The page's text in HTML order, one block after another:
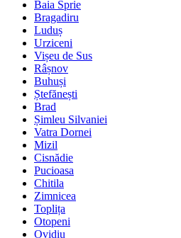
Baia Sprie
Bragadiru
Luduș
Urziceni
Vișeu de Sus
Râșnov
Buhuși
Ștefănești
Brad
Șimleu Silvaniei
Vatra Dornei
Mizil
Cisnădie
Pucioasa
Chitila
Zimnicea
Toplița
Otopeni
Ovidiu